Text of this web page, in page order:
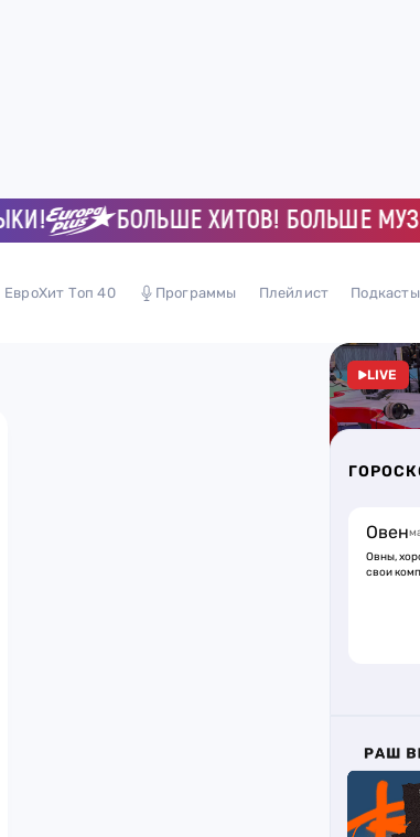
БОЛЬШЕ ХИТОВ! БОЛЬШЕ
ЕвроХит Топ 40 Программы Плейлист Подкасты
LIVE
Овен
Овны,
свои